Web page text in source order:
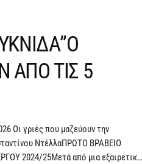
ΑΠΟ ΤΙΣ 5
Οι γριές που μαζεύουν την
ΝτέλλαΠΡΩΤΟ ΒΡΑΒΕΙΟ
2024/25Μετά από μια εξαιρετικά